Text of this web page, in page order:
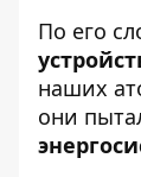
По его
наших
они